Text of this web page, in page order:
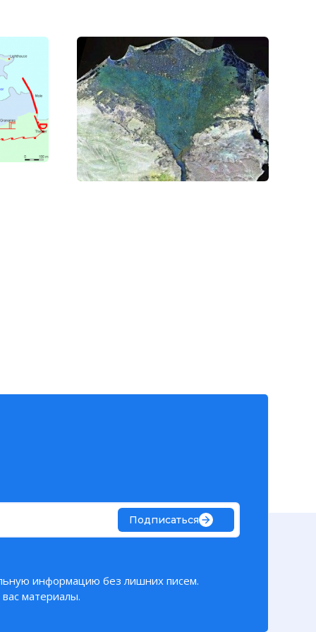
Подписаться
информацию без лишних писем.
материалы.